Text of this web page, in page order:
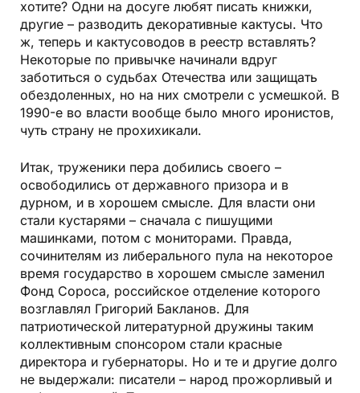
хотите? Одни на досуге любят писать книжки,
другие – разводить декоративные кактусы. Что
ж, теперь и кактусоводов в реестр вставлять?
Некоторые по привычке начинали вдруг
заботиться о судьбах Отечества или защищать
обездоленных, но на них смотрели с усмешкой. В
1990-е во власти вообще было много иронистов,
чуть страну не прохихикали.
Итак, труженики пера добились своего –
освободились от державного призора и в
дурном, и в хорошем смысле. Для власти они
стали кустарями – сначала с пишущими
машинками, потом с мониторами. Правда,
сочинителям из либерального пула на некоторое
время государство в хорошем смысле заменил
Фонд Сороса, российское отделение которого
возглавлял Григорий Бакланов. Для
патриотической литературной дружины таким
коллективным спонсором стали красные
директора и губернаторы. Но и те и другие долго
не выдержали: писатели – народ прожорливый и